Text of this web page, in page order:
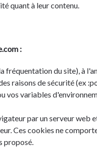
quant à leur contenu.
:
fréquentation du site), à
raisons de sécurité (ex
vos variables
par un serveur
Ces cookies ne
proposé.